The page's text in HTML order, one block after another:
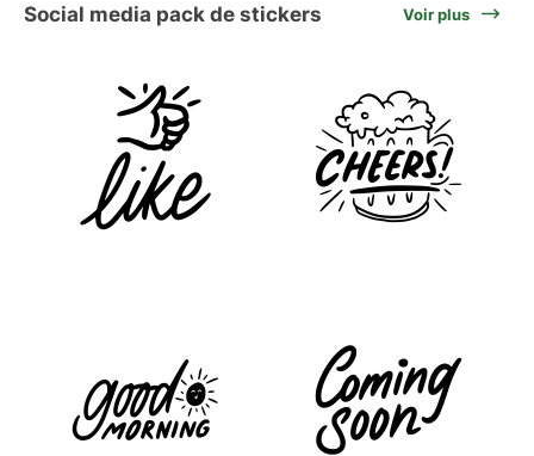
Social media pack de stickers Voir plus